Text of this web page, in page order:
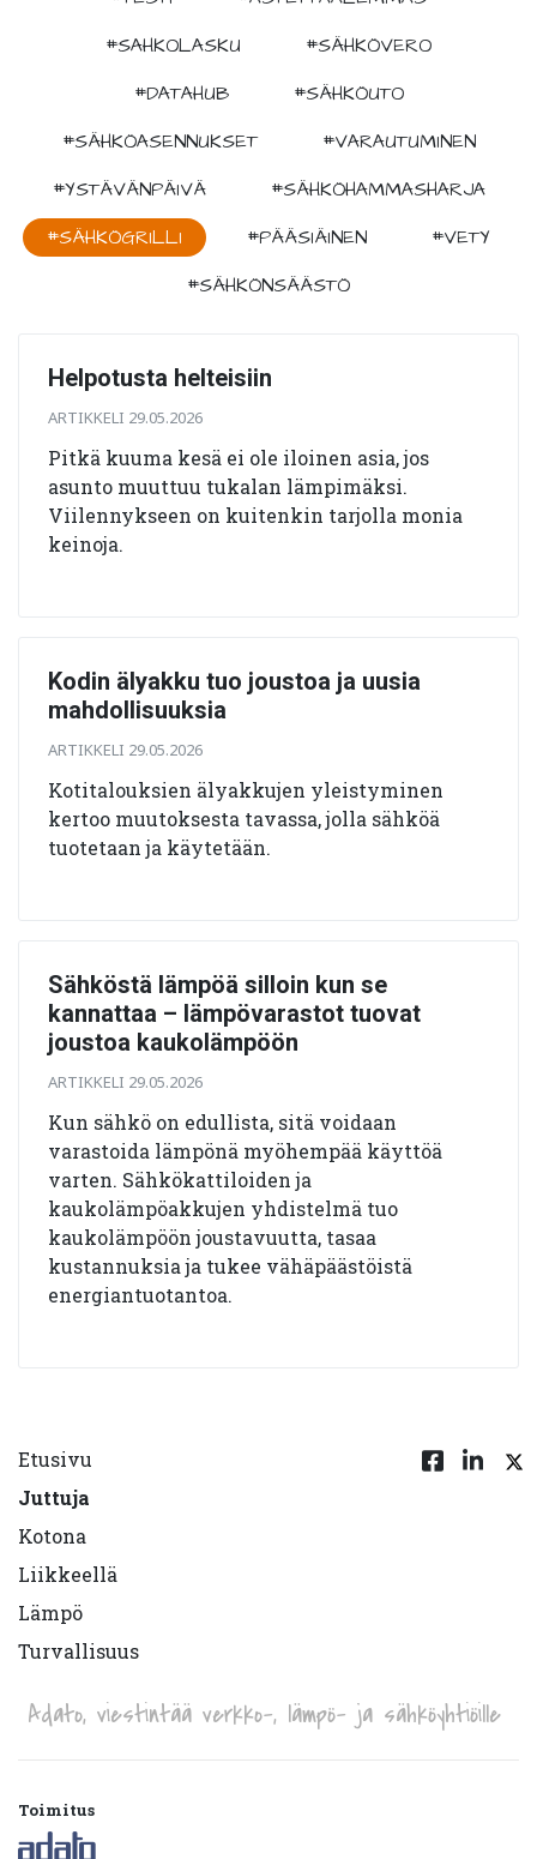
#SAHKOLASKU
#SÄHKÖVERO
#DATAHUB
#SÄHKÖUTO
#SÄHKÖASENNUKSET
#VARAUTUMINEN
#YSTÄVÄNPÄIVÄ
#SÄHKÖHAMMASHARJA
#SÄHKÖGRILLI
#PÄÄSIÄINEN
#VETY
#SÄHKÖNSÄÄSTÖ
Helpotusta helteisiin
ARTIKKELI 29.05.2026
Pitkä kuuma kesä ei ole iloinen asia, jos
asunto muuttuu tukalan lämpimäksi.
Viilennykseen on kuitenkin tarjolla monia
keinoja.
Kodin älyakku tuo joustoa ja uusia
mahdollisuuksia
ARTIKKELI 29.05.2026
Kotitalouksien älyakkujen yleistyminen
kertoo muutoksesta tavassa, jolla sähköä
tuotetaan ja käytetään.
Sähköstä lämpöä silloin kun se
kannattaa – lämpövarastot tuovat
joustoa kaukolämpöön
ARTIKKELI 29.05.2026
Kun sähkö on edullista, sitä voidaan
varastoida lämpönä myöhempää käyttöä
varten. Sähkökattiloiden ja
kaukolämpöakkujen yhdistelmä tuo
kaukolämpöön joustavuutta, tasaa
kustannuksia ja tukee vähäpäästöistä
energiantuotantoa.
Etusivu
Juttuja
Kotona
Liikkeellä
Lämpö
Turvallisuus
Adato, viestintää verkko-, lämpö- ja sähköyhtiöille
Toimitus